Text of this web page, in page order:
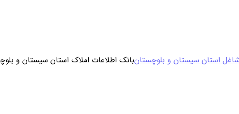
استان سیستان و بلوچستانبانک اطلاعات املاک استان سیستان و